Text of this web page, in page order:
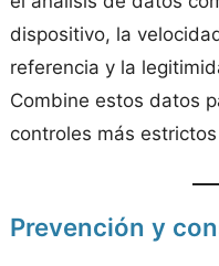
dispositivo, la
referencia y la
Combine estos datos
controles más
Prevención y